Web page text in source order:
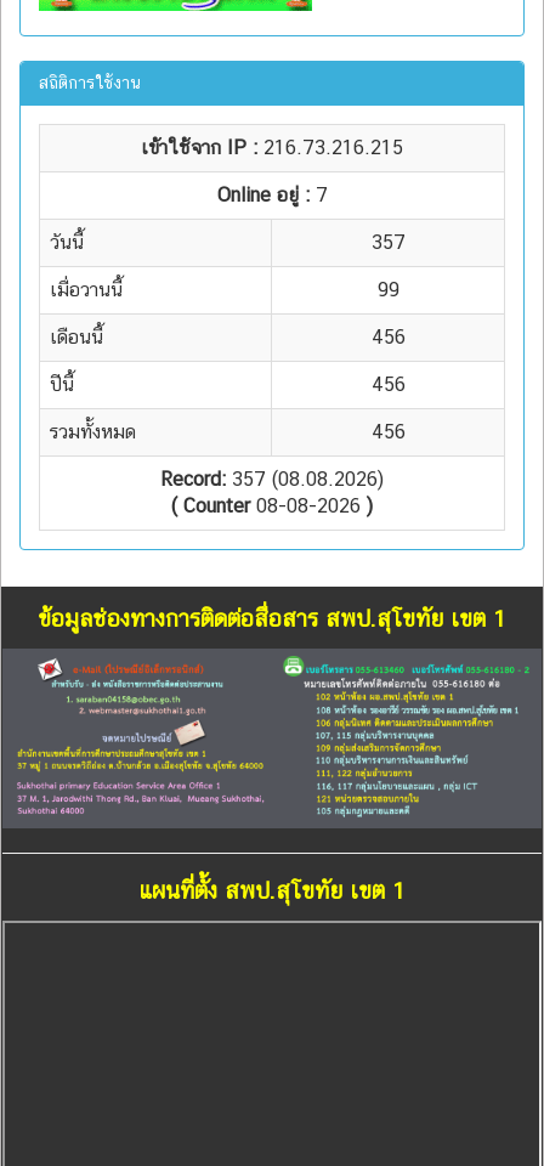
สถิติการใช้งาน
เข้าใช้จาก IP : 216.73.216.215
Online อยู่ : 7
วันนี้ 357
เมื่อวานนี้ 99
เดือนนี้ 456
ปีนี้ 456
รวมทั้งหมด 456
Record: 357 (08.08.2026)
( Counter08-08-2026 )
ข้อมูลช่องทางการติดต่อสื่อสาร สพป.สุโขทัย เขต 1
แผนที่ตั้ง สพป.สุโขทัย เขต 1